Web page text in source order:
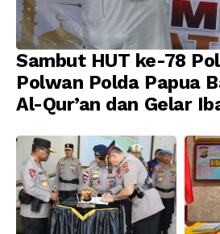
Sambut HUT ke-78
Polwan Polda Papua
Al-Qur’an dan Gelar